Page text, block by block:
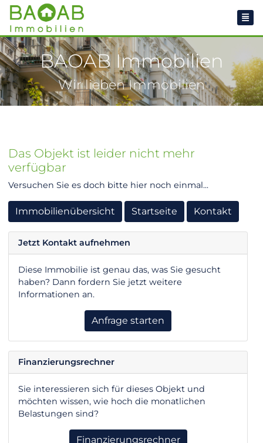
BAOAB Immobilien
Wir lieben Immobilien
Das Objekt ist leider nicht mehr
verfügbar
Versuchen Sie es doch bitte hier noch einmal...
Immobilienübersicht Startseite Kontakt
Jetzt Kontakt aufnehmen
Diese Immobilie ist genau das, was Sie gesucht
haben? Dann fordern Sie jetzt weitere
Informationen an.
Anfrage starten
Finanzierungsrechner
Sie interessieren sich für dieses Objekt und
möchten wissen, wie hoch die monatlichen
Belastungen sind?
Finanzierungsrechner